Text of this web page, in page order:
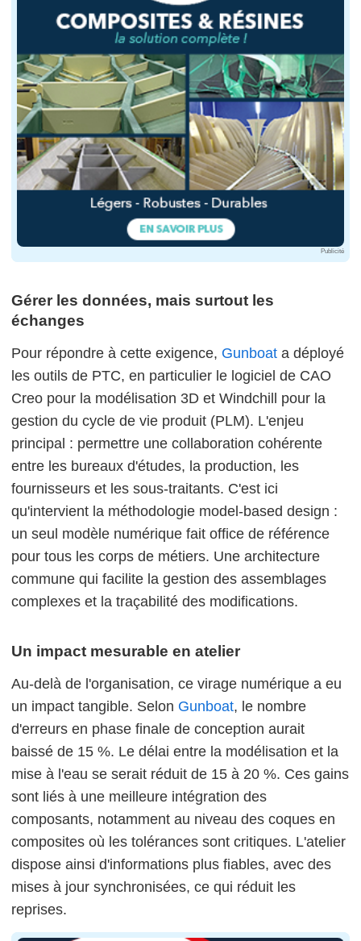
Publicité
Gérer les données, mais surtout les
échanges
Pour répondre à cette exigence, Gunboat a déployé
les outils de PTC, en particulier le logiciel de CAO
Creo pour la modélisation 3D et Windchill pour la
gestion du cycle de vie produit (PLM). L'enjeu
principal : permettre une collaboration cohérente
entre les bureaux d'études, la production, les
fournisseurs et les sous-traitants. C'est ici
qu'intervient la méthodologie model-based design :
un seul modèle numérique fait office de référence
pour tous les corps de métiers. Une architecture
commune qui facilite la gestion des assemblages
complexes et la traçabilité des modifications.
Un impact mesurable en atelier
Au-delà de l'organisation, ce virage numérique a eu
un impact tangible. Selon Gunboat, le nombre
d'erreurs en phase finale de conception aurait
baissé de 15 %. Le délai entre la modélisation et la
mise à l'eau se serait réduit de 15 à 20 %. Ces gains
sont liés à une meilleure intégration des
composants, notamment au niveau des coques en
composites où les tolérances sont critiques. L'atelier
dispose ainsi d'informations plus fiables, avec des
mises à jour synchronisées, ce qui réduit les
reprises.